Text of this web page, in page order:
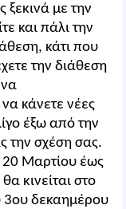
ξεκινά με την
και πάλι την
κάτι που
την διάθεση
κάνετε νέες
έξω από την
την σχέση σας.
20 Μαρτίου έως
κινείται στο
3ου δεκαημέρου